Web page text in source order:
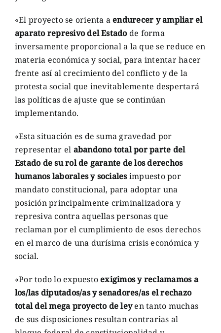
«El proyecto se orienta aendurecer y ampliar el
aparato represivo del Estadode forma
inversamente proporcional a la que se reduce en
materia económica y social, para intentar hacer
frente así al crecimiento del conflicto y de la
protesta social que inevitablemente despertará
las políticas de ajuste que se continúan
implementando.
«Esta situación es de suma gravedad por
representar el abandono total por parte del
Estado de su rol de garante de los derechos
humanos laborales y socialesimpuesto por
mandato constitucional, para adoptar una
posición principalmente criminalizadora y
represiva contra aquellas personas que
reclaman por el cumplimiento de esos derechos
en el marco de una durísima crisis económica y
social.
«Por todo lo expuestoexigimos y reclamamos a
los/las diputados/as y senadores/as el rechazo
total del mega proyecto de leyen tanto muchas
de sus disposiciones resultan contrarias al